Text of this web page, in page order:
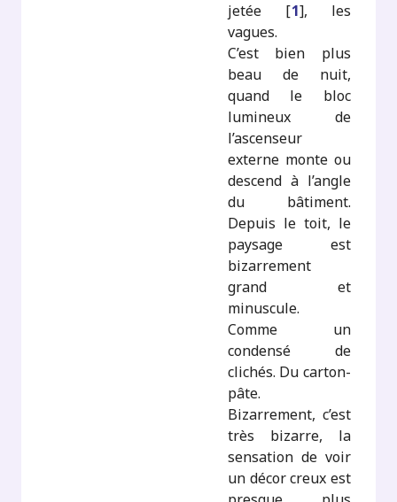
jetée [1], les
vagues.
C’est bien plus
beau de nuit,
quand le bloc
lumineux de
l’ascenseur
externe monte ou
descend à l’angle
du bâtiment.
Depuis le toit, le
paysage est
bizarrement
grand et
minuscule.
Comme un
condensé de
clichés. Du carton-
pâte.
Bizarrement, c’est
très bizarre, la
sensation de voir
un décor creux est